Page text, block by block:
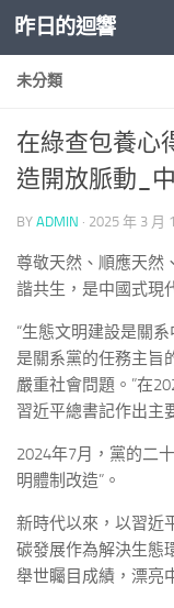
Skip to content
昨日的迴響
未分類
在綠查包養心
造開放脈動_
BY ADMIN · 2025 年 3 月
尊敬天然、順應天然
諧共生，是中國式現
“生態文明建設是關
是關系黨的任務主旨
嚴重社會問題。”在
習近平總書記作出主
2024年7月，黨的二
明體制改造”。
新時代以來，以習近
碳發展作為解決生態
舉世矚目成績，漂亮